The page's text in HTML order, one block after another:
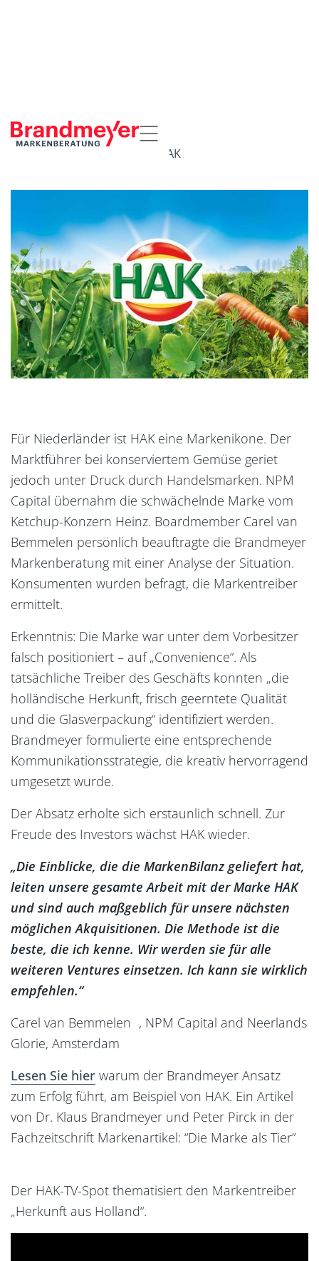
HAK
Für Niederländer ist HAK eine Markenikone. Der
Marktführer bei konserviertem Gemüse geriet
jedoch unter Druck durch Handelsmarken. NPM
Capital übernahm die schwächelnde Marke vom
Ketchup-Konzern Heinz. Boardmember Carel van
Bemmelen persönlich beauftragte die Brandmeyer
Markenberatung mit einer Analyse der Situation.
Konsumenten wurden befragt, die Markentreiber
ermittelt.
Erkenntnis: Die Marke war unter dem Vorbesitzer
falsch positioniert – auf „Convenience“. Als
tatsächliche Treiber des Geschäfts konnten „die
holländische Herkunft, frisch geerntete Qualität
und die Glasverpackung“ identifiziert werden.
Brandmeyer formulierte eine entsprechende
Kommunikationsstrategie, die kreativ hervorragend
umgesetzt wurde.
Der Absatz erholte sich erstaunlich schnell. Zur
Freude des Investors wächst HAK wieder.
„Die Einblicke, die die MarkenBilanz geliefert hat,
leiten unsere gesamte Arbeit mit der Marke HAK
und sind auch maßgeblich für unsere nächsten
möglichen Akquisitionen. Die Methode ist die
beste, die ich kenne. Wir werden sie für alle
weiteren Ventures einsetzen. Ich kann sie wirklich
empfehlen.“
Carel van Bemmelen , NPM Capital and Neerlands
Glorie, Amsterdam
Lesen Sie hier warum der Brandmeyer Ansatz
zum Erfolg führt, am Beispiel von HAK. Ein Artikel
von Dr. Klaus Brandmeyer und Peter Pirck in der
Fachzeitschrift Markenartikel: “Die Marke als Tier”
Der HAK-TV-Spot thematisiert den Markentreiber
„Herkunft aus Holland“.